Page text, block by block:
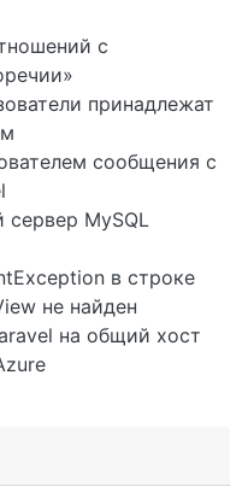
с
принадлежат
сообщения с
сервер MySQL
в строке
не найден
на общий хост